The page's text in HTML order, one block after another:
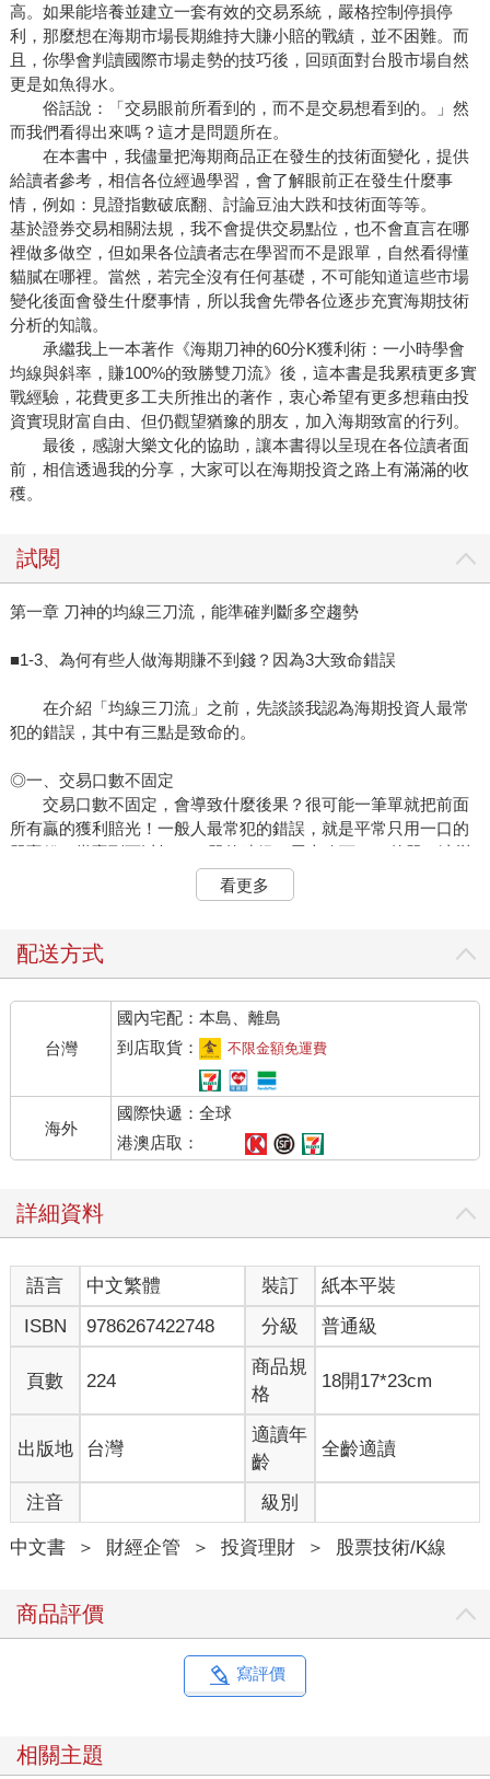
高。如果能培養並建立一套有效的交易系統，嚴格控制停損停
利，那麼想在海期市場長期維持大賺小賠的戰績，並不困難。而
且，你學會判讀國際市場走勢的技巧後，回頭面對台股市場自然
更是如魚得水。
俗話說：「交易眼前所看到的，而不是交易想看到的。」然
而我們看得出來嗎？這才是問題所在。
在本書中，我儘量把海期商品正在發生的技術面變化，提供
給讀者參考，相信各位經過學習，會了解眼前正在發生什麼事
情，例如：見證指數破底翻、討論豆油大跌和技術面等等。
基於證券交易相關法規，我不會提供交易點位，也不會直言在哪
裡做多做空，但如果各位讀者志在學習而不是跟單，自然看得懂
貓膩在哪裡。當然，若完全沒有任何基礎，不可能知道這些市場
變化後面會發生什麼事情，所以我會先帶各位逐步充實海期技術
分析的知識。
承繼我上一本著作《海期刀神的60分K獲利術：一小時學會
均線與斜率，賺100%的致勝雙刀流》後，這本書是我累積更多實
戰經驗，花費更多工夫所推出的著作，衷心希望有更多想藉由投
資實現財富自由、但仍觀望猶豫的朋友，加入海期致富的行列。
最後，感謝大樂文化的協助，讓本書得以呈現在各位讀者面
前，相信透過我的分享，大家可以在海期投資之路上有滿滿的收
穫。
試閱
第一章 刀神的均線三刀流，能準確判斷多空趨勢
■1-3、為何有些人做海期賺不到錢？因為3大致命錯誤
在介紹「均線三刀流」之前，先談談我認為海期投資人最常
犯的錯誤，其中有三點是致命的。
◎一、交易口數不固定
交易口數不固定，會導致什麼後果？很可能一筆單就把前面
所有贏的獲利賠光！一般人最常犯的錯誤，就是平常只用一口的
單贏錢，當贏到可以打10口單的時候，馬上改下10口的單，演變
成用10口單的速度在輸錢。
我自己在做交易策略回測時，絕對是設定固定口數去回測績
前提的。即使勝率只有40%，每次停損的金額對整體部位而言微
把所有虧損補回來。
假設你總是只打一口單，順風順水連續獲利九次，在最後一
次決定賭一把，一次下10口單，結果卻輸掉，那麼即使整體來看
是贏九次只輸一次，勝率高達90%，其實最後是賠錢。
「勝不驕、敗不餒」是投資交易最重要的原則，為什麼要隨
便放大交易口數呢？追根究柢就是過於貪心，無法嚴守紀律，一
旦心態飄忽不定，交易就容易出現致命的錯誤。
大多數的投資人都沒有耐心去等待，尤其是市場沒行情的時
候，更容易頻繁地進行交易，因為心想空間不大，自認為只要使
出高超的交易技巧，便能在狹小的空間裡輕鬆取得獲利，但結局
往往是弄巧成拙、不盡人意。
如果一個盤從開盤到收盤都是同一個價位，漲跌幅約在0.1%
左右，你不主動交易通通沒事，但自以為更頻繁的交易可以獲取
利益時，最後收盤往往是多空雙巴，平白增加更多的虧損。
其實，耐心等待也是交易很重要的一環。我經常說：「不交
易也是一種交易」，很多時候不動反而是最好的交易，這樣才有
實力和底氣，在行情降臨的那天火力全開！
◎三、不願意分散風險
第三個致命錯誤，就是常常將所有的雞蛋放在同一個籃子
裡。做投資有股票、期貨、海外期貨、加密貨幣等各式各樣的商
品，很多人會認為自己最能掌握某個商品，所以只交易這種商
麼，絕對會遇到好幾個月沒行情的盤整時期。
也就是說，當你全心全力只交易一種商品，換來的不僅僅是
這世上沒有人能完全掌握一種金融商品，這就是為什麼要分
散風險、分散交易標的。在海期市場上，有黃金、石油、指數、
上，當任何單一商品賠錢時，對整體部位的傷害將大幅縮小。相
反地，如果你ALL IN（全部投入）單一商品，就很常發生「一筆
看更多
配送方式
台灣
國內宅配：本島、離島
到店取貨：
不限金額免運費
海外
國際快遞：全球
港澳店取：
詳細資料
語言 中文繁體 裝訂
紙本平裝
ISBN
9786267422748 分級 普通級
頁數 224
商品規
格
18開17*23cm
出版地 台灣
適讀年
齡
全齡適讀
注音 級別
中文書 ＞ 財經企管 ＞ 投資理財 ＞ 股票技術/K線
商品評價
寫評價
相關主題